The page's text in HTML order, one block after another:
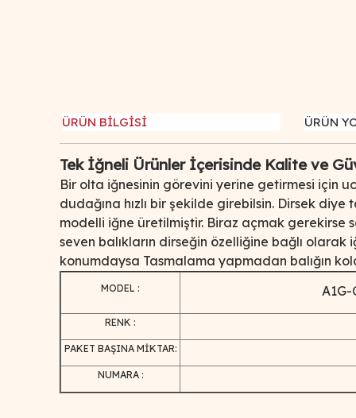
ÜRÜN BİLGİSİ ÜRÜN
Tek İğneli Ürünler İçerisinde Kalite ve
Bir olta iğnesinin görevini yerine getirmesi için
dudağına hızlı bir şekilde girebilsin. Dirsek
modelli iğne üretilmiştir. Biraz açmak gerekirse
seven balıkların dirseğin özelliğine bağlı
konumdaysa Tasmalama yapmadan balığın
MODEL :
RENK :
PAKET BAŞINA MİKTAR:
NUMARA :